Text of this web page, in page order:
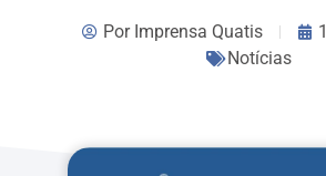
PorImprensa Quatis
Notícias